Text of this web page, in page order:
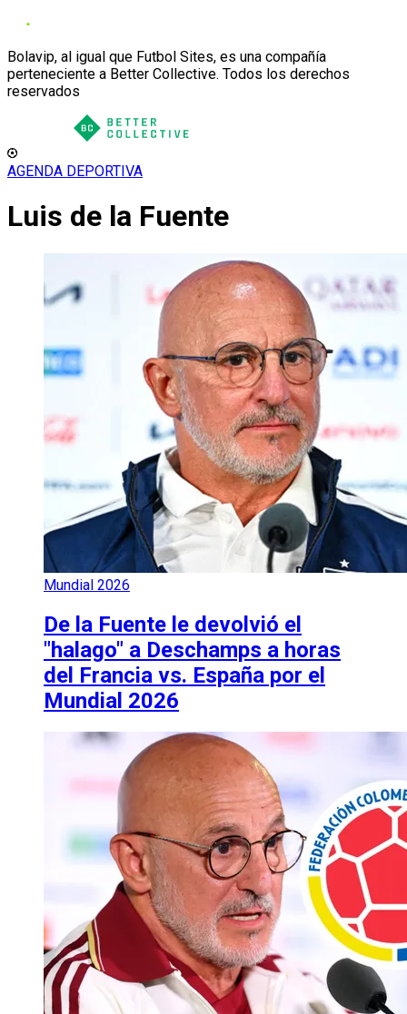
Bolavip, al igual que Futbol Sites, es una compañía
perteneciente a Better Collective. Todos los derechos
reservados
AGENDA DEPORTIVA
Luis de la Fuente
Mundial 2026
De la Fuente le devolvió el
"halago" a Deschamps a horas
del Francia vs. España por el
Mundial 2026